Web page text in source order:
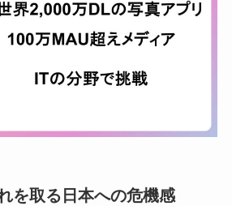
を取る日本への危機感